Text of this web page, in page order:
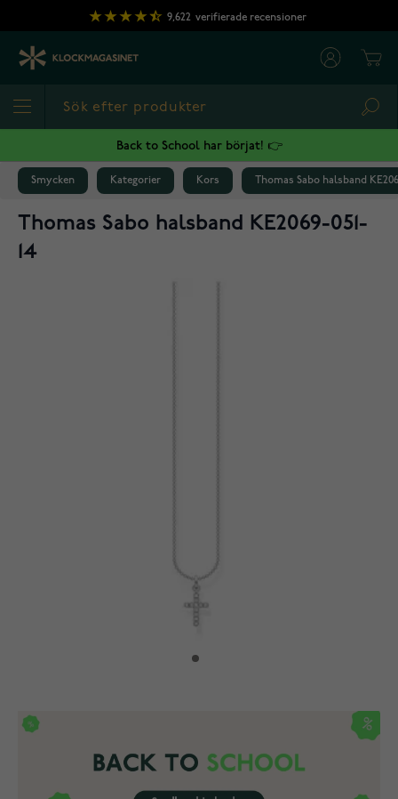
Hoppa till innehållet
9,622 verifierade recensioner
Back to School har börjat! 👉
Smycken Kategorier Kors Thomas Sabo halsband
Thomas Sabo halsband KE2069-051-
14